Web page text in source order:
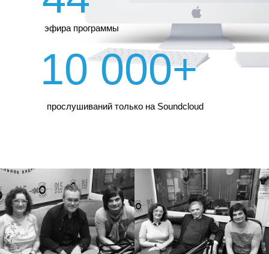
эфира программы
10 000+
прослушиваний только на Soundcloud